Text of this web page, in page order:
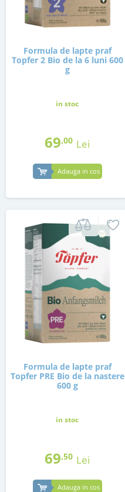
Formula de lapte praf
Topfer 2 Bio de la 6 luni 600
g
in stoc
69,00 Lei
Adauga in cos
Formula de lapte praf
Topfer PRE Bio de la nastere
600 g
in stoc
69,50 Lei
Adauga in cos